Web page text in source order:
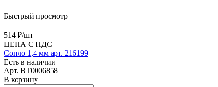
Быстрый просмотр
514 ₽/шт
ЦЕНА С НДС
Сопло 1,4 мм арт. 216199
Есть в наличии
Арт. BT0006858
В корзину